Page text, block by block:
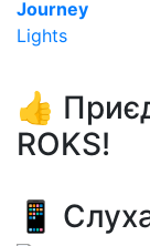
Journey
Lights
👍
ROKS!
📱